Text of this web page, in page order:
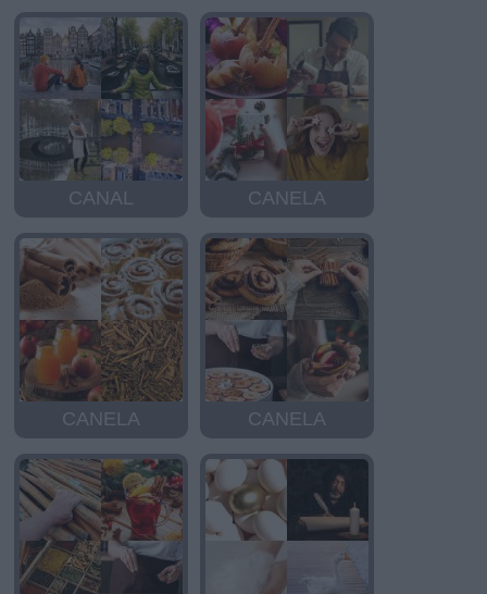
CANAL CANELA
CANELA CANELA